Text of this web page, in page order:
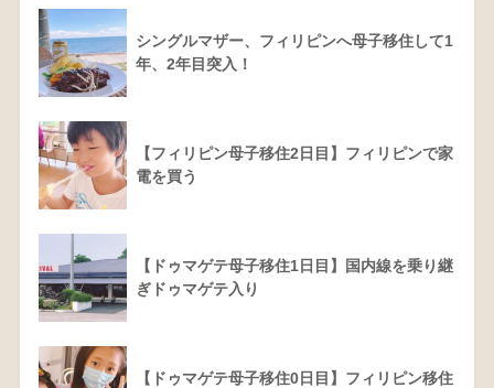
シングルマザー、フィリピンへ母子移住して1
年、2年目突入！
【フィリピン母子移住2日目】フィリピンで家
電を買う
【ドゥマゲテ母子移住1日目】国内線を乗り継
ぎドゥマゲテ入り
【ドゥマゲテ母子移住0日目】フィリピン移住